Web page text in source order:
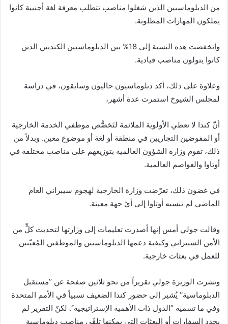
من الدبلوماسيين الذين شغلوا مناصب تتطلب معرفة لغة أجنبية كانوا
يملكون المهارات المطلوبة.
وانخفضت هذه النسبة إلى 18% بين الدبلوماسيين الكنديين الذين
كانوا يتولون مناصب قيادية.
وعلاوة على ذلك، أكد دبلوماسيون حاليون وسابقون، في دراسة
لمجلس الشيوخ استمرت عدة أشهر،
أنّ كندا لا تعطي الأولوية الملائمة لتَخصُّص موظفي الخدمة الخارجية
أو المفوضين التجاريين في منطقة أو لغة أو موضوع معين. وبدلاً من
ذلك، تقوم وزارة الشؤون العالمية بتوزيعهم على مناصب مختلفة في
أوتاوا والعواصم العالمية.
في غضون ذلك، تعرّضت وزارة الخارجية لهجوم سيبراني العام
الماضي لم تنسبه أوتاوا إلى أيّ جهة معينة.
وقالت جولي أمس إنها أصدرت تعليمات إلى وزارتها لتحديث كلٍّ من
الأمن السيبراني وكيفية دعمها الدبلوماسيين والموظفين المُعيّنين
للعمل في بعثات خارجية.
ونشرت الوزيرة جولي تقريراً من نحو ثلاثين صفحة عن ’’مستقبل
الدبلوماسية‘‘ يُشير إلى حضور كندا الضعيف نسبياً في الأمم المتحدة
وفي ما تسميه ’’الدول ذات الأهمية الإستراتيجية‘‘. لكنّ التقرير لم
يحدد السفارات أو البعثات التي يمكنها تلقّي مناصب دبلوماسية